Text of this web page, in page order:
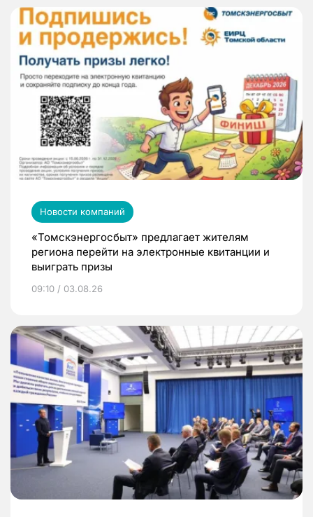
Новости компаний
«Томскэнергосбыт» предлагает жителям
региона перейти на электронные квитанции и
выиграть призы
09:10 / 03.08.26